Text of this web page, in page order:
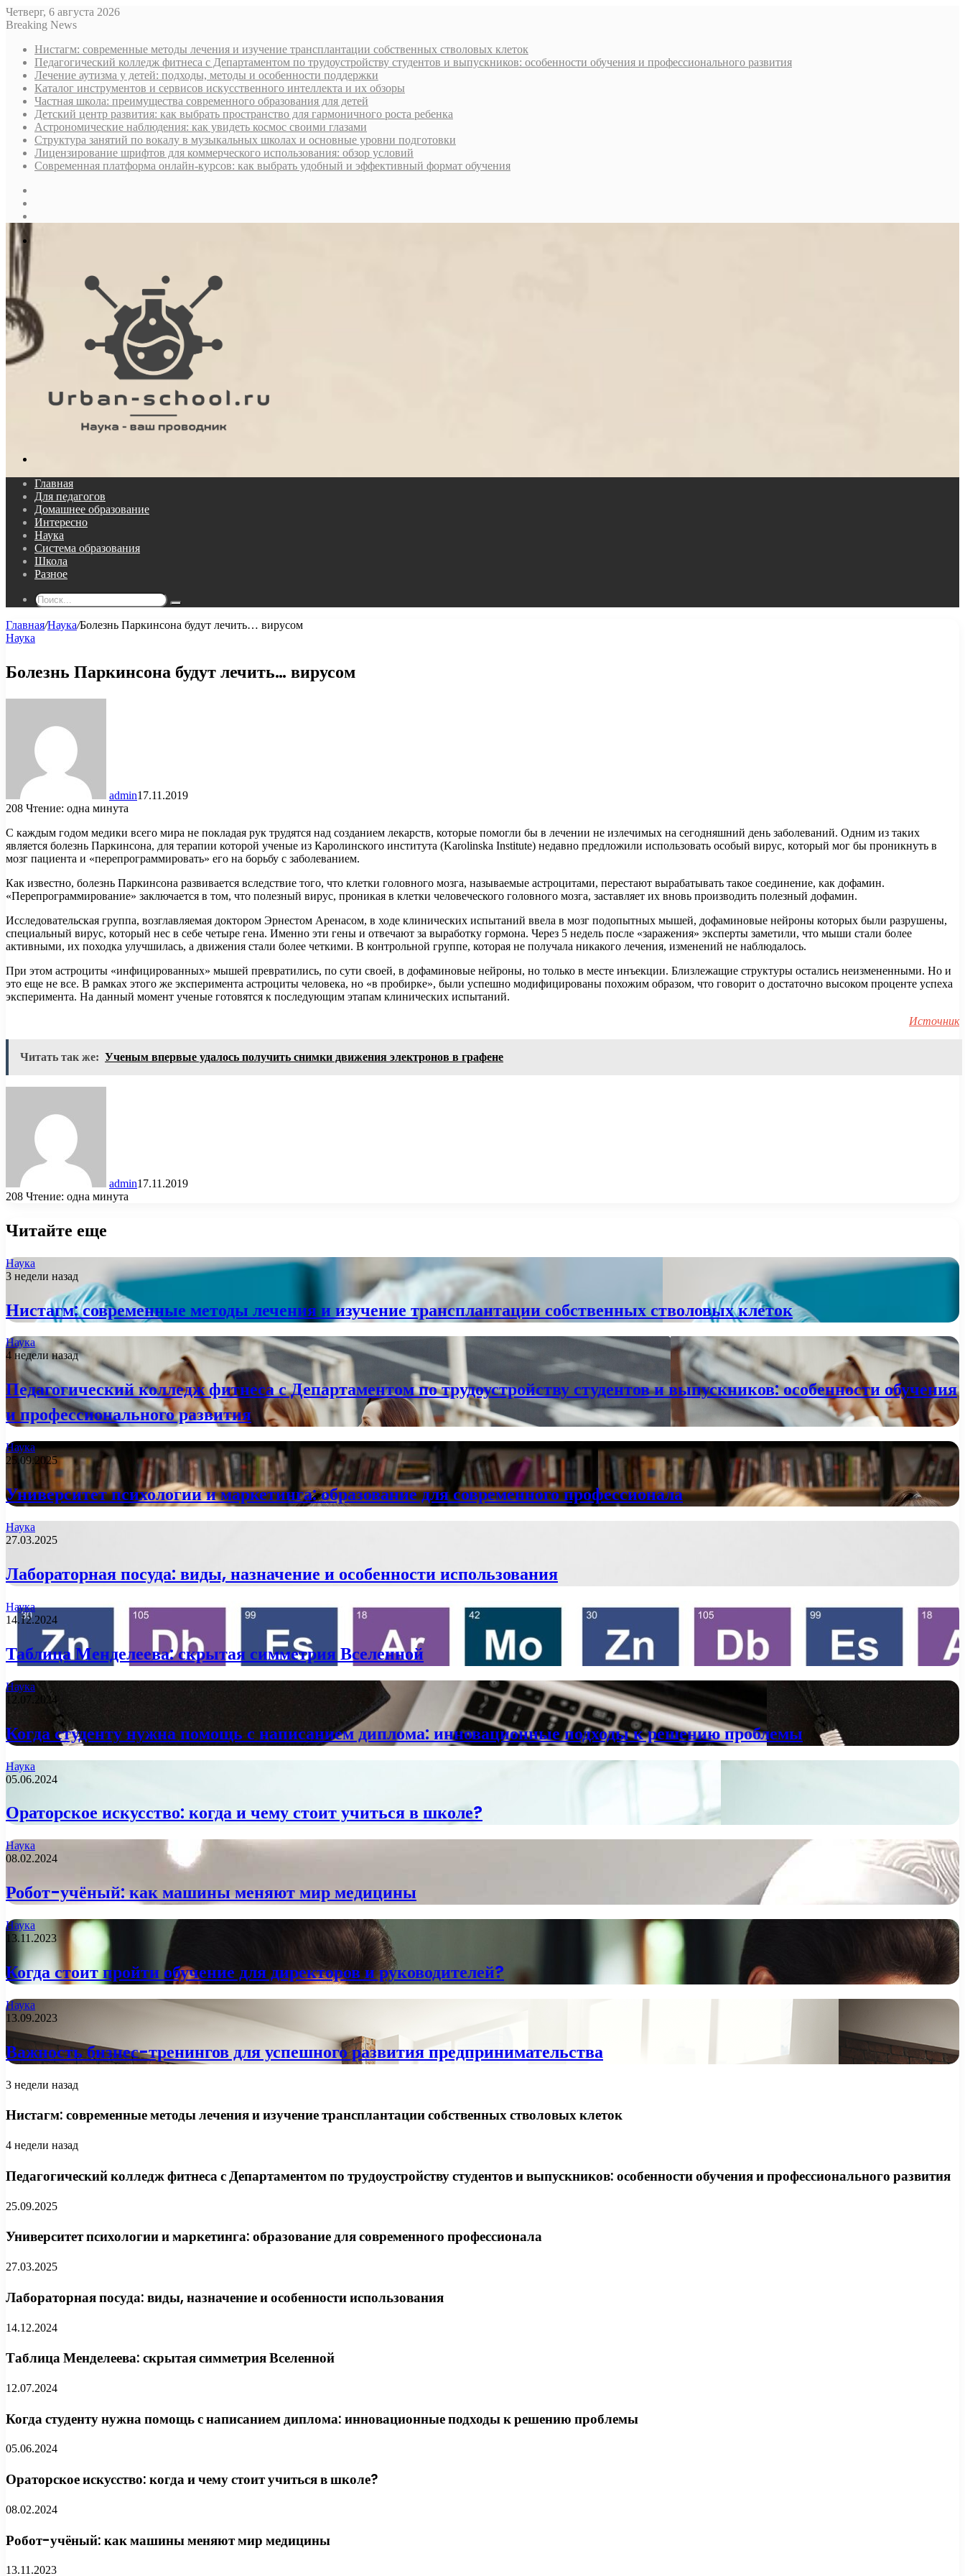
Четверг, 6 августа 2026
Breaking News
Нистагм: современные методы лечения и изучение трансплантации собственных стволовых клеток
Педагогический колледж фитнеса с Департаментом по трудоустройству студентов и выпускников: особенности обучения и профессионального развития
Лечение аутизма у детей: подходы, методы и особенности поддержки
Каталог инструментов и сервисов искусственного интеллекта и их обзоры
Частная школа: преимущества современного образования для детей
Детский центр развития: как выбрать пространство для гармоничного роста ребенка
Астрономические наблюдения: как увидеть космос своими глазами
Структура занятий по вокалу в музыкальных школах и основные уровни подготовки
Лицензирование шрифтов для коммерческого использования: обзор условий
Современная платформа онлайн-курсов: как выбрать удобный и эффективный формат обучения
Главная
Для педагогов
Домашнее образование
Интересно
Наука
Система образования
Школа
Разное
Поиск...
Главная/Наука/Болезнь Паркинсона будут лечить… вирусом
Наука
Болезнь Паркинсона будут лечить… вирусом
admin17.11.2019
208 Чтение: одна минута
С каждым годом медики всего мира не покладая рук трудятся над созданием лекарств, которые помогли бы в лечении не излечимых на сегодняшний день заболеваний. Одним из таких
является болезнь Паркинсона, для терапии которой ученые из Каролинского института (Karolinska Institute) недавно предложили использовать особый вирус, который мог бы проникнуть в
мозг пациента и «перепрограммировать» его на борьбу с заболеванием.
Как известно, болезнь Паркинсона развивается вследствие того, что клетки головного мозга, называемые астроцитами, перестают вырабатывать такое соединение, как дофамин.
«Перепрограммирование» заключается в том, что полезный вирус, проникая в клетки человеческого головного мозга, заставляет их вновь производить полезный дофамин.
Исследовательская группа, возглавляемая доктором Эрнестом Аренасом, в ходе клинических испытаний ввела в мозг подопытных мышей, дофаминовые нейроны которых были разрушены,
специальный вирус, который нес в себе четыре гена. Именно эти гены и отвечают за выработку гормона. Через 5 недель после «заражения» эксперты заметили, что мыши стали более
активными, их походка улучшилась, а движения стали более четкими. В контрольной группе, которая не получала никакого лечения, изменений не наблюдалось.
При этом астроциты «инфицированных» мышей превратились, по сути своей, в дофаминовые нейроны, но только в месте инъекции. Близлежащие структуры остались неизмененными. Но и
это еще не все. В рамках этого же эксперимента астроциты человека, но «в пробирке», были успешно модифицированы похожим образом, что говорит о достаточно высоком проценте успеха
эксперимента. На данный момент ученые готовятся к последующим этапам клинических испытаний.
Источник
Читать так же: Ученым впервые удалось получить снимки движения электронов в графене
admin17.11.2019
208 Чтение: одна минута
Читайте еще
Наука
3 недели назад
Нистагм: современные методы лечения и изучение трансплантации собственных стволовых клеток
Наука
4 недели назад
Педагогический колледж фитнеса с Департаментом по трудоустройству студентов и выпускников: особенности обучения
и профессионального развития
Наука
25.09.2025
Университет психологии и маркетинга: образование для современного профессионала
Наука
27.03.2025
Лабораторная посуда: виды, назначение и особенности использования
Наука
14.12.2024
Таблица Менделеева: скрытая симметрия Вселенной
Наука
12.07.2024
Когда студенту нужна помощь с написанием диплома: инновационные подходы к решению проблемы
Наука
05.06.2024
Ораторское искусство: когда и чему стоит учиться в школе?
Наука
08.02.2024
Робот-учёный: как машины меняют мир медицины
Наука
13.11.2023
Когда стоит пройти обучение для директоров и руководителей?
Наука
13.09.2023
Важность бизнес-тренингов для успешного развития предпринимательства
3 недели назад
Нистагм: современные методы лечения и изучение трансплантации собственных стволовых клеток
4 недели назад
Педагогический колледж фитнеса с Департаментом по трудоустройству студентов и выпускников: особенности обучения и профессионального развития
25.09.2025
Университет психологии и маркетинга: образование для современного профессионала
27.03.2025
Лабораторная посуда: виды, назначение и особенности использования
14.12.2024
Таблица Менделеева: скрытая симметрия Вселенной
12.07.2024
Когда студенту нужна помощь с написанием диплома: инновационные подходы к решению проблемы
05.06.2024
Ораторское искусство: когда и чему стоит учиться в школе?
08.02.2024
Робот-учёный: как машины меняют мир медицины
13.11.2023